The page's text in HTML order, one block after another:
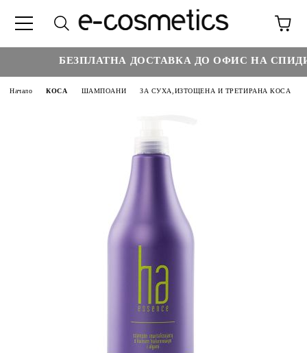
БЕЗПЛАТНА ДОСТАВКА ДО ОФИС НА СПИДИ
Начало КОСА ШАМПОАНИ ЗА СУХА,ИЗТОЩЕНА И ТРЕТИРАНА КОСА